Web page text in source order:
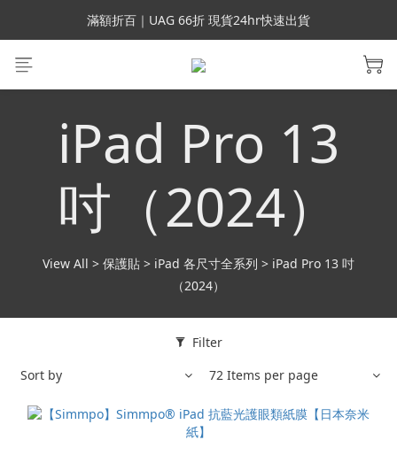
會員699免運｜父親節禮手機殼5折、行動電源66折
滿額折百｜UAG 66折 現貨24hr快速出貨
滿額折百｜SUPCASE iPhone 三星手機殼5折
iPad Pro 13
吋（2024）
View All > 保護貼 > iPad 各尺寸全系列 > iPad Pro 13 吋
（2024）
Filter
Sort by
72 Items per page